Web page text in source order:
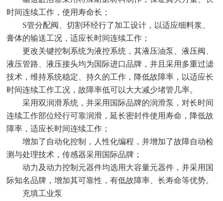
时间连续工作，使用寿命长；
S管分配阀、切割环经行了加工设计，以适应细料浆、
膏体的输送工况，适应长时间连续工作；
更改关键控制系统为液控系统，其液压油泵、液压阀、
液压管路、液压接头均为国际进口品牌，并且采用多重过滤
技术，维持系统稳定、持久的工作，降低故障率，以适应长
时间连续工作工况，故障率低可以大大减少堵管几率。
采用双润滑系统，并采用国际品牌的润滑泵，对长时间
连续工作部位经行可靠润滑，延长密封件使用寿命，降低故
障率，适应长时间连续工作；
增加了自动化控制，人性化编程，并增加了故障自动检
测与处理技术，传感器采用国际品牌；
动力及动力控制元器件均选用大容量元器件，并采用国
际知名品牌，增加其可靠性，有低故障率、长寿命等优势。
充填工业泵